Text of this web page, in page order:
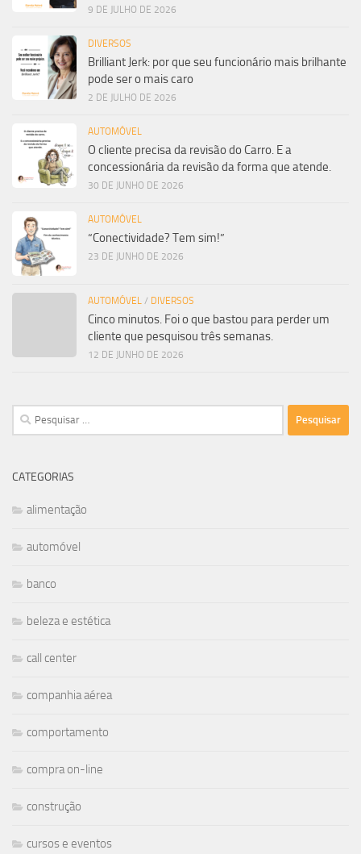
9 DE JULHO DE 2026
DIVERSOS
Brilliant Jerk: por que seu funcionário mais brilhante
pode ser o mais caro
2 DE JULHO DE 2026
AUTOMÓVEL
O cliente precisa da revisão do Carro. E a
concessionária da revisão da forma que atende.
30 DE JUNHO DE 2026
AUTOMÓVEL
“Conectividade? Tem sim!”
23 DE JUNHO DE 2026
AUTOMÓVEL / DIVERSOS
Cinco minutos. Foi o que bastou para perder um
cliente que pesquisou três semanas.
12 DE JUNHO DE 2026
Pesquisar
por:
CATEGORIAS
alimentação
automóvel
banco
beleza e estética
call center
companhia aérea
comportamento
compra on-line
construção
cursos e eventos